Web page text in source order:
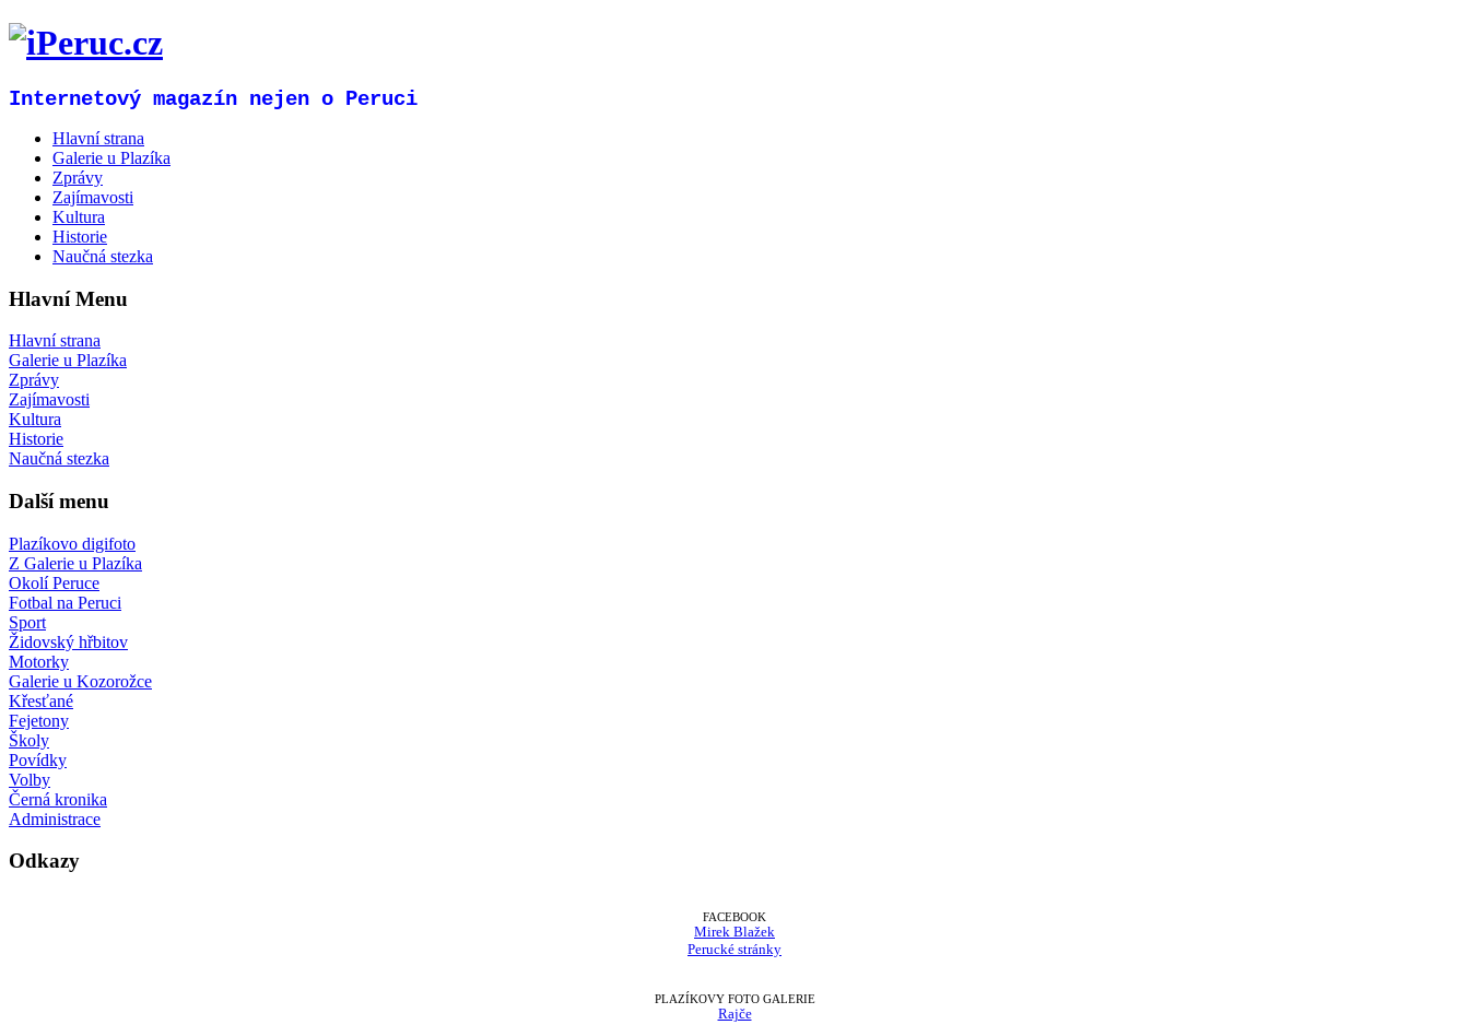
Internetový magazín nejen o Peruci
Hlavní strana
Galerie u Plazíka
Zprávy
Zajímavosti
Kultura
Historie
Naučná stezka
Hlavní Menu
Hlavní strana
Galerie u Plazíka
Zprávy
Zajímavosti
Kultura
Historie
Naučná stezka
Další menu
Plazíkovo digifoto
Z Galerie u Plazíka
Okolí Peruce
Fotbal na Peruci
Sport
Židovský hřbitov
Motorky
Galerie u Kozorožce
Křesťané
Fejetony
Školy
Povídky
Volby
Černá kronika
Administrace
Odkazy
FACEBOOK
Mirek Blažek
Perucké stránky
PLAZÍKOVY FOTO GALERIE
Rajče